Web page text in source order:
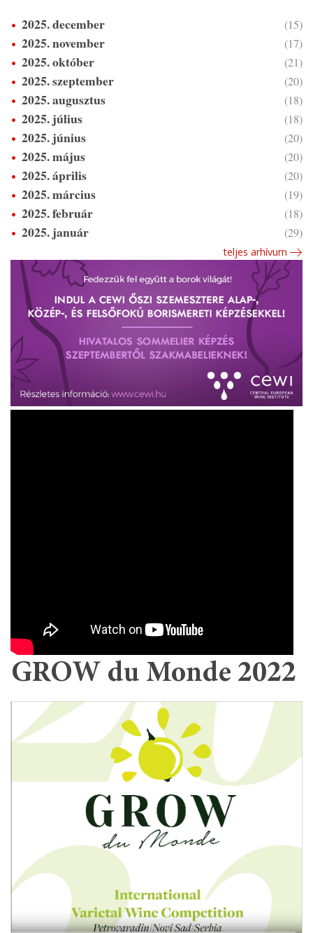
2025. december (15)
2025. november (17)
2025. október (21)
2025. szeptember (20)
2025. augusztus (18)
2025. július (18)
2025. június (20)
2025. május (20)
2025. április (20)
2025. március (19)
2025. február (18)
2025. január (29)
teljes arhívum
GROW du Monde 2022